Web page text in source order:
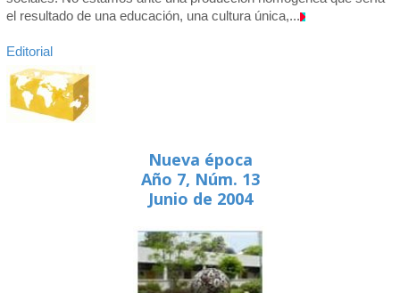
el resultado de una educación, una cultura única,...
Editorial
Nueva época
Año 7, Núm. 13
Junio de 2004